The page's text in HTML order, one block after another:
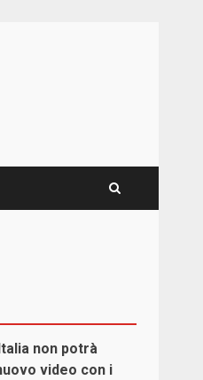
non potrà
video con i